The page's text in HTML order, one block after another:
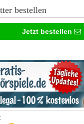
bestellen
Jetzt bestellen